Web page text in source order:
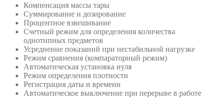
Компенсация массы тары
Суммирование и дозирование
Процентное взвешивание
Счетный режим для определения количества
однотипных предметов
Усреднение показаний при нестабильной нагрузке
Режим сравнения (компараторный режим)
Автоматическая установка нуля
Режим определения плотности
Регистрация даты и времени
Автоматическое выключение при перерыве в работе